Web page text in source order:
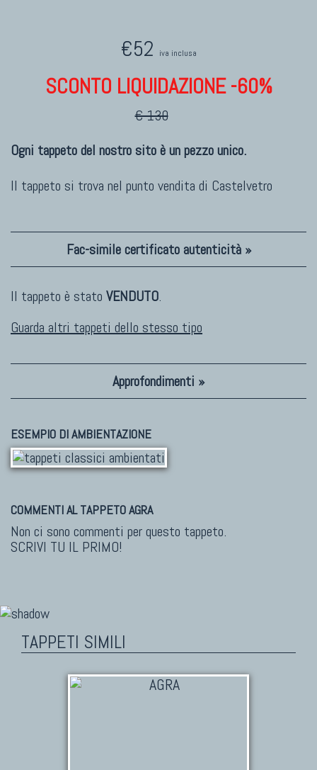
€52 iva inclusa
SCONTO LIQUIDAZIONE -60%
€ 130
Ogni tappeto del nostro sito è un pezzo unico.
Il tappeto si trova nel punto vendita di Castelvetro
Fac-simile certificato autenticità »
Il tappeto è stato VENDUTO.
Guarda altri tappeti dello stesso tipo
Approfondimenti »
ESEMPIO DI AMBIENTAZIONE
COMMENTI AL TAPPETO AGRA
Non ci sono commenti per questo tappeto.
SCRIVI TU IL PRIMO!
TAPPETI SIMILI